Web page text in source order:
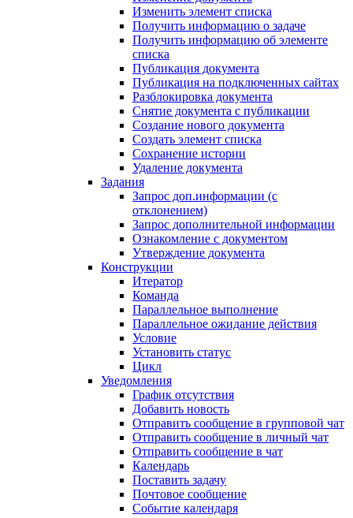
Изменить элемент списка
Получить информацию о задаче
Получить информацию об элементе
списка
Публикация документа
Публикация на подключенных сайтах
Разблокировка документа
Снятие документа с публикации
Создание нового документа
Создать элемент списка
Сохранение истории
Удаление документа
Задания
Запрос доп.информации (с
отклонением)
Запрос дополнительной информации
Ознакомление с документом
Утверждение документа
Конструкции
Итератор
Команда
Параллельное выполнение
Параллельное ожидание действия
Условие
Установить статус
Цикл
Уведомления
График отсутствия
Добавить новость
Отправить сообщение в групповой чат
Отправить сообщение в личный чат
Отправить сообщение в чат
Календарь
Поставить задачу
Почтовое сообщение
Событие календаря